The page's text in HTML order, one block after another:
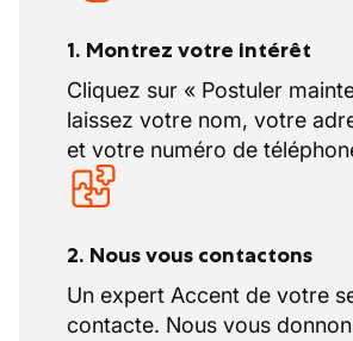
1. Montrez votre intérêt
Cliquez sur « Postuler
laissez votre nom, votre
et votre numéro de
2. Nous vous contactons
Un expert Accent de votre
contacte. Nous vous